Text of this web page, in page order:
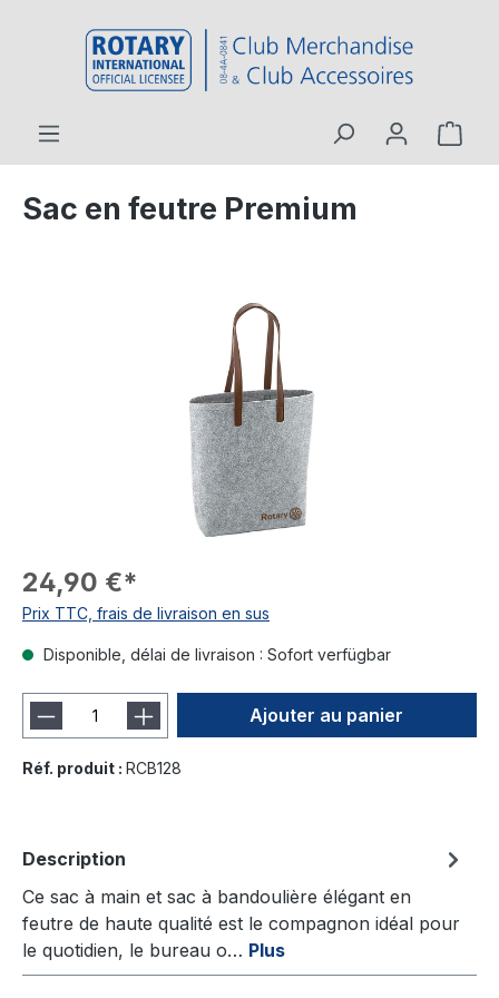
Sac en feutre Premium
24,90 €*
Prix TTC, frais de livraison en sus
Disponible, délai de livraison : Sofort verfügbar
Ajouter au panier
Réf. produit : RCB128
Description
Ce sac à main et sac à bandoulière élégant en
feutre de haute qualité est le compagnon idéal pour
le quotidien, le bureau o… Plus